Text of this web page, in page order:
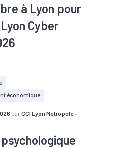
à Lyon pour
Cyber
durant deux jours, plus
Depuis
également Lyon
Les16 et 17 septembre à
économique
par CCI Lyon Métropole -